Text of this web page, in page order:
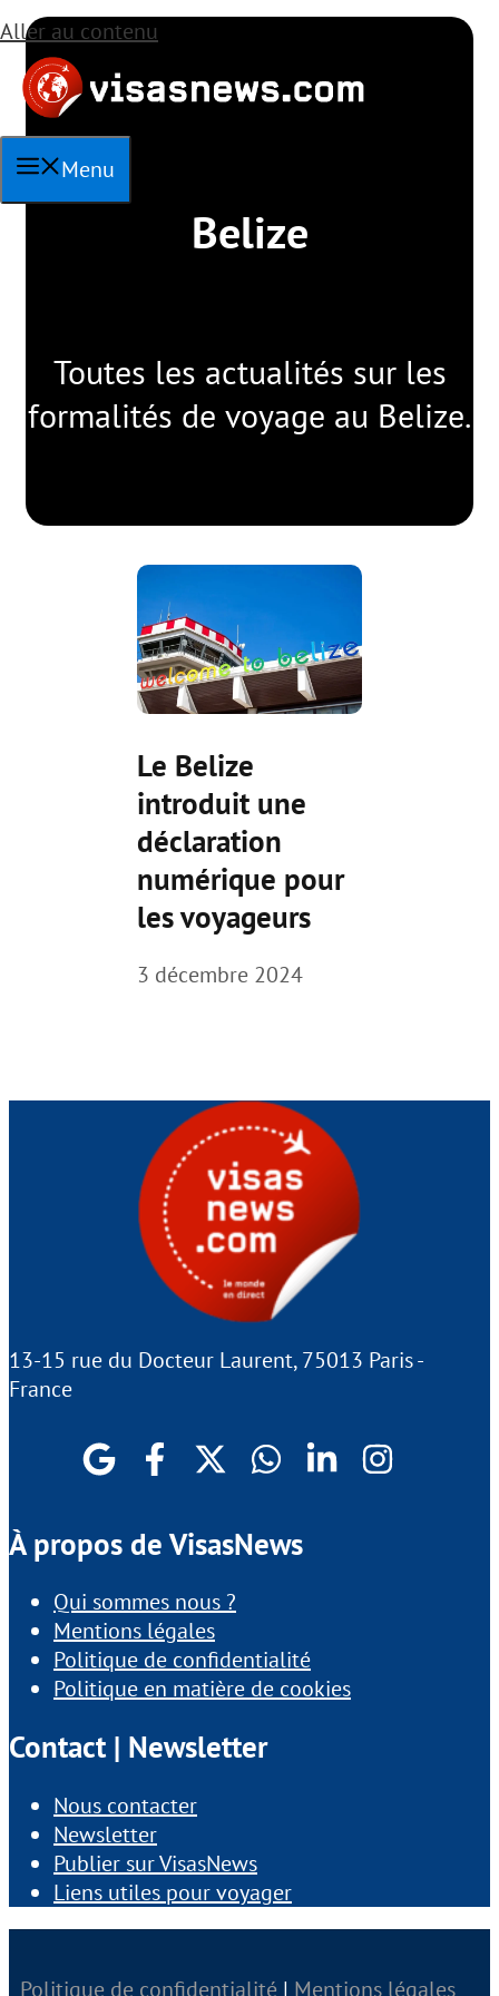
Aller au contenu
Menu
Belize
Toutes les actualités sur les
formalités de voyage au Belize.
Le Belize
introduit une
déclaration
numérique pour
les voyageurs
3 décembre 2024
13-15 rue du Docteur Laurent, 75013 Paris -
France
À propos de VisasNews
Qui sommes nous ?
Mentions légales
Politique de confidentialité
Politique en matière de cookies
Contact | Newsletter
Nous contacter
Newsletter
Publier sur VisasNews
Liens utiles pour voyager
Politique de confidentialité | Mentions légales